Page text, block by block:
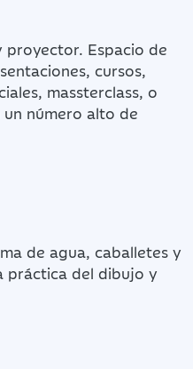
Espacio de
cursos,
massterclass, o
número alto de
de agua, caballetes y
práctica del dibujo y